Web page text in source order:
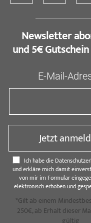
Newsletter
und 5€
E-Mail-
Jetzt
Ich habe die
und erkläre mich damit
von mir im Formular
elektronisch erhoben und
*Gilt ab einem
250€, ab Erhalt dieser